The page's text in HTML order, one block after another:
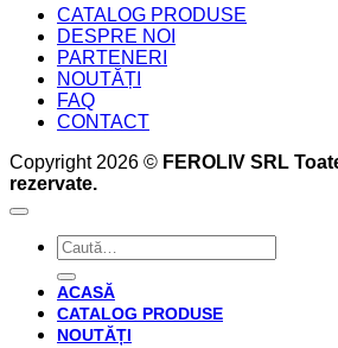
CATALOG PRODUSE
DESPRE NOI
PARTENERI
NOUTĂȚI
FAQ
CONTACT
Copyright 2026 © FEROLIV SRL
rezervate.
Caută
după:
ACASĂ
CATALOG PRODUSE
NOUTĂȚI